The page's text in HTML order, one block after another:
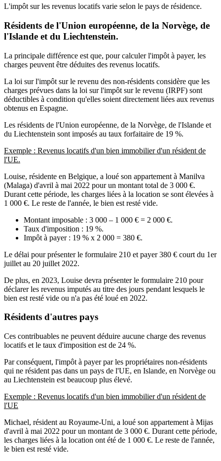
L'impôt sur les revenus locatifs varie selon le pays de résidence.
Résidents de l'Union européenne, de la Norvège, de
l'Islande et du Liechtenstein.
La principale différence est que, pour calculer l'impôt à payer, les
charges peuvent être déduites des revenus locatifs.
La loi sur l'impôt sur le revenu des non-résidents considère que les
charges prévues dans la loi sur l'impôt sur le revenu (IRPF) sont
déductibles à condition qu'elles soient directement liées aux revenus
obtenus en Espagne.
Les résidents de l'Union européenne, de la Norvège, de l'Islande et
du Liechtenstein sont imposés au taux forfaitaire de 19 %.
Exemple : Revenus locatifs d'un bien immobilier d'un résident de
l'UE.
Louise, résidente en Belgique, a loué son appartement à Manilva
(Malaga) d'avril à mai 2022 pour un montant total de 3 000 €.
Durant cette période, les charges liées à la location se sont élevées à
1 000 €. Le reste de l'année, le bien est resté vide.
Montant imposable : 3 000 – 1 000 € = 2 000 €.
Taux d'imposition : 19 %.
Impôt à payer : 19 % x 2 000 = 380 €.
Le délai pour présenter le formulaire 210 et payer 380 € court du 1er
juillet au 20 juillet 2022.
De plus, en 2023, Louise devra présenter le formulaire 210 pour
déclarer les revenus imputés au titre des jours pendant lesquels le
bien est resté vide ou n'a pas été loué en 2022.
Résidents d'autres pays
Ces contribuables ne peuvent déduire aucune charge des revenus
locatifs et le taux d'imposition est de 24 %.
Par conséquent, l'impôt à payer par les propriétaires non-résidents
qui ne résident pas dans un pays de l'UE, en Islande, en Norvège ou
au Liechtenstein est beaucoup plus élevé.
Exemple : Revenus locatifs d'un bien immobilier d'un résident de
l'UE
Michael, résident au Royaume-Uni, a loué son appartement à Mijas
d'avril à mai 2022 pour un montant de 3 000 €. Durant cette période,
les charges liées à la location ont été de 1 000 €. Le reste de l'année,
le bien est resté vide.